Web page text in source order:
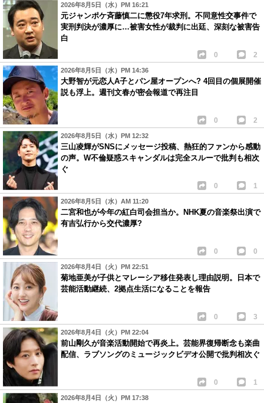
2026年8月5日（水）PM 16:21
元ジャンポケ斉藤慎二に懲役7年求刑。不同意性交事件で
実刑判決が濃厚に…被害女性が裁判に出廷、深刻な被害告
白
0 2
2026年8月5日（水）PM 14:36
大野智が元恋人A子とパン屋オープンへ? 4回目の個展開催
説も浮上。週刊文春が密会報道で再注目
0 2
2026年8月5日（水）PM 12:32
三山凌輝がSNSにメッセージ投稿、熱狂的ファンから感動
の声。W不倫疑惑スキャンダルは完全スルーで批判も相次
ぐ
0 1
2026年8月5日（水）AM 11:20
二宮和也が今年の紅白司会担当か。NHK夏の音楽祭出演で
有吉弘行から交代濃厚?
0 0
2026年8月4日（火）PM 22:51
菊地亜美が子供とマレーシア移住発表し理由説明。日本で
芸能活動継続、2拠点生活になることを報告
0 3
2026年8月4日（火）PM 22:04
前山剛久が音楽活動開始で再炎上。芸能界復帰断念も楽曲
配信、ラブソングのミュージックビデオ公開で批判相次ぐ
0 1
2026年8月4日（火）PM 17:38